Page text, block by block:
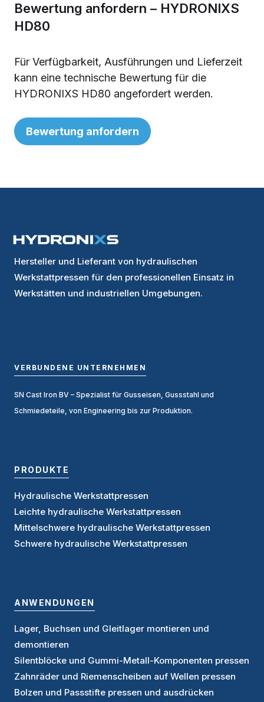
Bewertung anfordern – HYDRONIXS
HD80
Für Verfügbarkeit, Ausführungen und Lieferzeit
kann eine technische Bewertung für die
HYDRONIXS HD80 angefordert werden.
Bewertung anfordern
Hersteller und Lieferant von hydraulischen
Werkstattpressen für den professionellen Einsatz in
Werkstätten und industriellen Umgebungen.
VERBUNDENE UNTERNEHMEN
SN Cast Iron BV – Spezialist für Gusseisen, Gussstahl und
Schmiedeteile, von Engineering bis zur Produktion.
PRODUKTE
Hydraulische Werkstattpressen
Leichte hydraulische Werkstattpressen
Mittelschwere hydraulische Werkstattpressen
Schwere hydraulische Werkstattpressen
ANWENDUNGEN
Lager, Buchsen und Gleitlager montieren und
demontieren
Silentblöcke und Gummi-Metall-Komponenten pressen
Zahnräder und Riemenscheiben auf Wellen pressen
Bolzen und Passstifte pressen und ausdrücken